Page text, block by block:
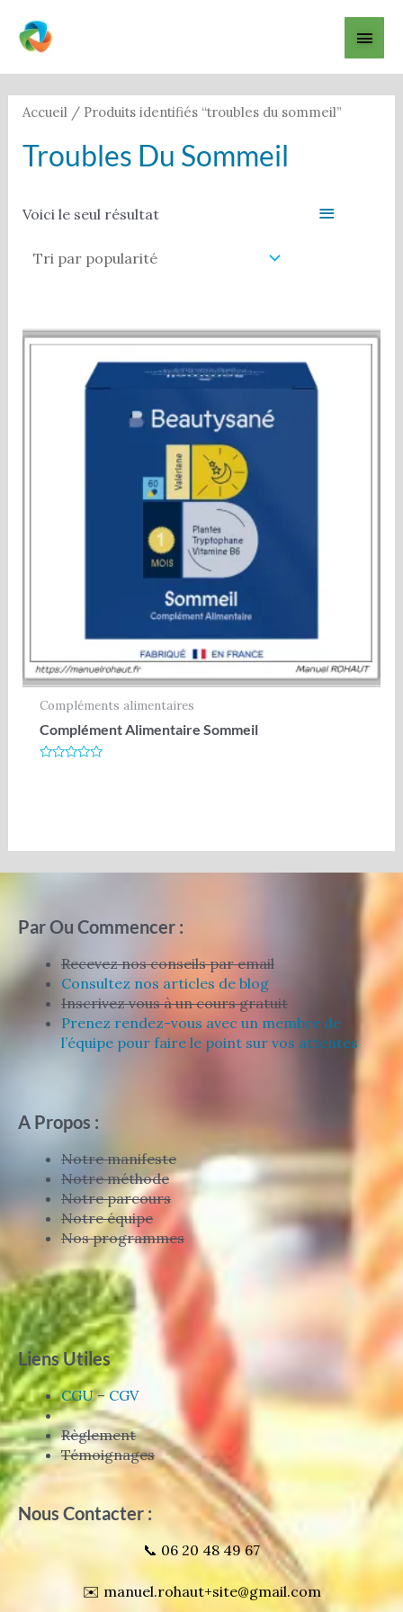
contenu
Accueil/ Produits identifiés “troubles du sommeil”
Troubles Du Sommeil
Voici le seul résultat
Compléments alimentaires
Complément Alimentaire Sommeil
Par Ou Commencer :
Recevez nos conseils par email
Consultez nos articles de blog
Inscrivez vous à un cours gratuit
Prenez rendez-vous avec un membre de
l’équipe pour faire le point sur vos attentes
A Propos :
Notre manifeste
Notre méthode
Notre parcours
Notre équipe
Nos programmes
Liens Utiles
CGU–CGV
Règlement
Témoignages
Nous Contacter :
📞 06 20 48 49 67
✉️ manuel.rohaut+site@gmail.com